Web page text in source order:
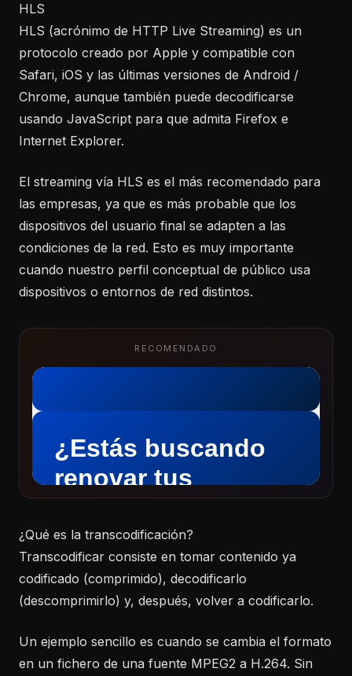
HLS
HLS (acrónimo de HTTP Live Streaming) es un
protocolo creado por Apple y compatible con
Safari, iOS y las últimas versiones de Android /
Chrome, aunque también puede decodificarse
usando JavaScript para que admita Firefox e
Internet Explorer.
El streaming vía HLS es el más recomendado para
las empresas, ya que es más probable que los
dispositivos del usuario final se adapten a las
condiciones de la red. Esto es muy importante
cuando nuestro perfil conceptual de público usa
dispositivos o entornos de red distintos.
RECOMENDADO
¿Qué es la transcodificación?
Transcodificar consiste en tomar contenido ya
codificado (comprimido), decodificarlo
(descomprimirlo) y, después, volver a codificarlo.
Un ejemplo sencillo es cuando se cambia el formato
en un fichero de una fuente MPEG2 a H.264. Sin